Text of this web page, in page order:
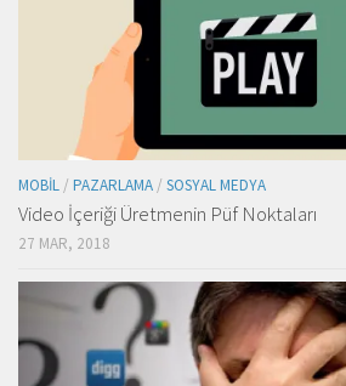
MOBIL / PAZARLAMA / SOSYAL MEDYA
Video İçeriği Üretmenin Püf Noktaları
27 MAR, 2018